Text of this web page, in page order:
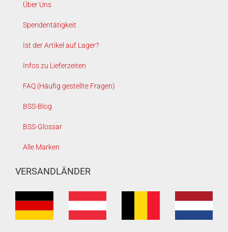
Über Uns
Spendentätigkeit
Ist der Artikel auf Lager?
Infos zu Lieferzeiten
FAQ (Häufig gestellte Fragen)
BSS-Blog
BSS-Glossar
Alle Marken
VERSANDLÄNDER